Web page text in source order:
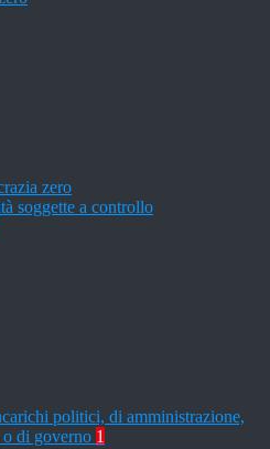
zero
soggette a controllo
politici, di amministrazione,
di governo 1